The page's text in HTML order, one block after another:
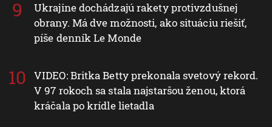
Ukrajine dochádzajú rakety protivzdušnej
obrany. Má dve možnosti, ako situáciu riešiť,
píše denník Le Monde
VIDEO: Britka Betty prekonala svetový rekord.
V 97 rokoch sa stala najstaršou ženou, ktorá
kráčala po krídle lietadla